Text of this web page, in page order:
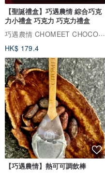
【聖誕禮盒】巧遇農情 綜合巧克
力小禮盒 巧克力 巧克力禮盒
巧遇農情 CHOMEET CHOCOLATE
HK$ 179.4
【巧遇農情】熱可可調飲棒